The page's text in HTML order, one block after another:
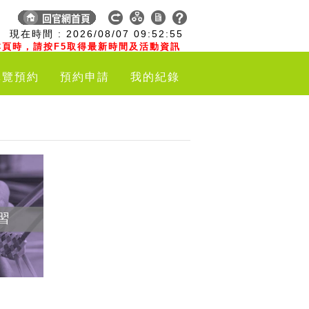
現在時間 : 2026/08/07 09:52:56
時，請按F5取得最新時間及活動資訊
預約 預約申請 我的紀錄